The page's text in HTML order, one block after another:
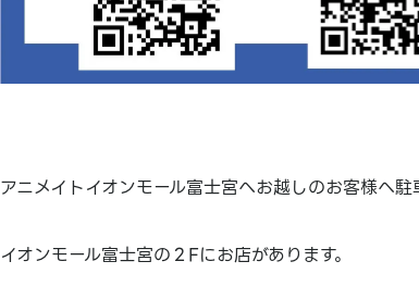
アニメイトイオンモール富士宮へお越しのお客様へ駐
イオンモール富士宮の２Fにお店があります。